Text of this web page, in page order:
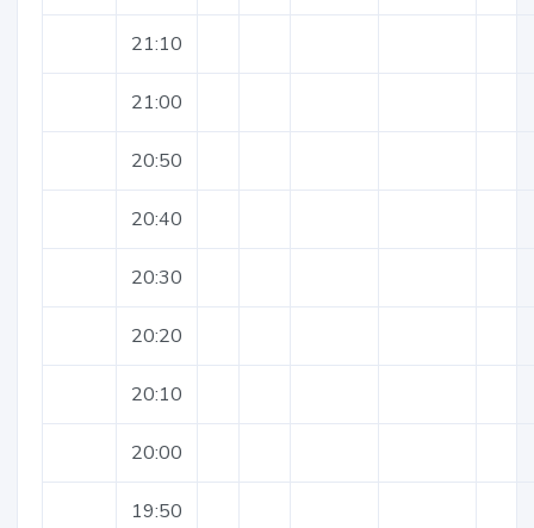
21:10
21:00
20:50
20:40
20:30
20:20
20:10
20:00
19:50